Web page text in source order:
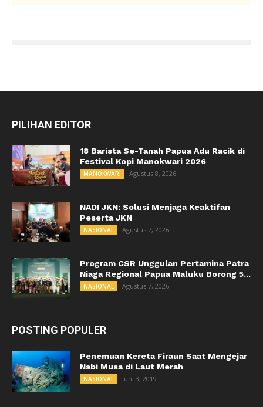
PILIHAN EDITOR
18 Barista Se-Tanah Papua Adu Racik di
Festival Kopi Manokwari 2026
MANOKWARI Agustus 8, 2026
NADI JKN: Solusi Menjaga Keaktifan
Peserta JKN
NASIONAL Agustus 7, 2026
Program CSR Unggulan Pertamina Patra
Niaga Regional Papua Maluku Borong 5...
NASIONAL Agustus 7, 2026
POSTING POPULER
Penemuan Kereta Firaun Saat Mengejar
Nabi Musa di Laut Merah
NASIONAL Juni 3, 2019